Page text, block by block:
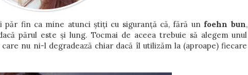
păr fin ca mine atunci știți cu siguranță că, fără un foehn bun,
părul este și lung. Tocmai de aceea trebuie să alegem unul
nu ni-l degradează chiar dacă îl utilizăm la (aproape) fiecare